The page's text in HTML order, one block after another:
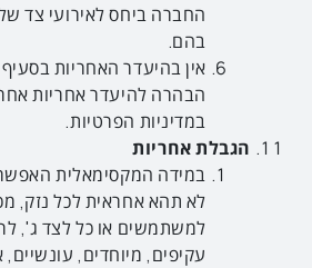
החברה ביחס לאירועי צד
בהם.
אין בהיעדר האחריות
הבהרה להיעדר אחריות
במדיניות הפרטיות.
הגבלת אחריות
במידה המקסימאלית
לא תהא אחראית לכל נזק,
למשתמשים או כל לצד ג',
עקיפים, מיוחדים, עונשיים,